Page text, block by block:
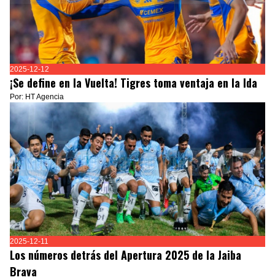
2025-12-12
¡Se define en la Vuelta! Tigres toma ventaja en la Ida
Por: HT Agencia
2025-12-11
Los números detrás del Apertura 2025 de la Jaiba
Brava